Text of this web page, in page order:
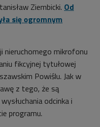
Ziembicki. Od
się ogromnym
nieruchomego mikrofonu
fikcyjnej tytułowej
Powiślu. Jak w
z tego, że są
odcinka i
programu.